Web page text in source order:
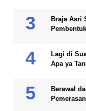
Braja Asri
Lagi di
Apa ya
Berawal